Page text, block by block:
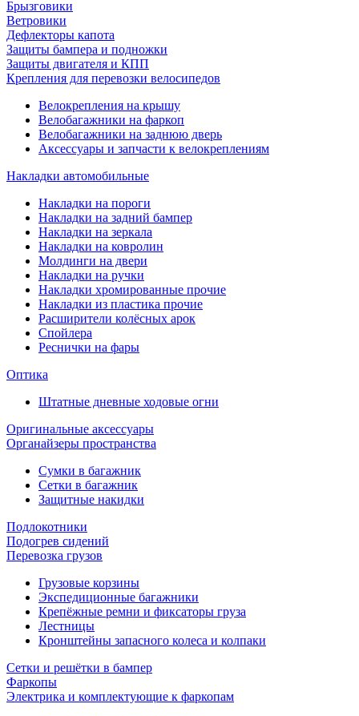
Брызговики
Ветровики
Дефлекторы капота
Защиты бампера и подножки
Защиты двигателя и КПП
Крепления для перевозки велосипедов
Велокрепления на крышу
Велобагажники на фаркоп
Велобагажники на заднюю дверь
Аксессуары и запчасти к велокреплениям
Накладки автомобильные
Накладки на пороги
Накладки на задний бампер
Накладки на зеркала
Накладки на ковролин
Молдинги на двери
Накладки на ручки
Накладки хромированные прочие
Накладки из пластика прочие
Расширители колёсных арок
Спойлера
Реснички на фары
Оптика
Штатные дневные ходовые огни
Оригинальные аксессуары
Органайзеры пространства
Сумки в багажник
Сетки в багажник
Защитные накидки
Подлокотники
Подогрев сидений
Перевозка грузов
Грузовые корзины
Экспедиционные багажники
Крепёжные ремни и фиксаторы груза
Лестницы
Кронштейны запасного колеса и колпаки
Сетки и решётки в бампер
Фаркопы
Электрика и комплектующие к фаркопам